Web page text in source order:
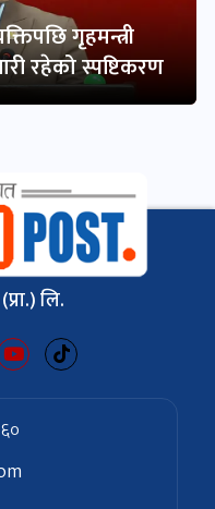
गृहमन्त्री
रहेको स्पष्टिकरण
लि.